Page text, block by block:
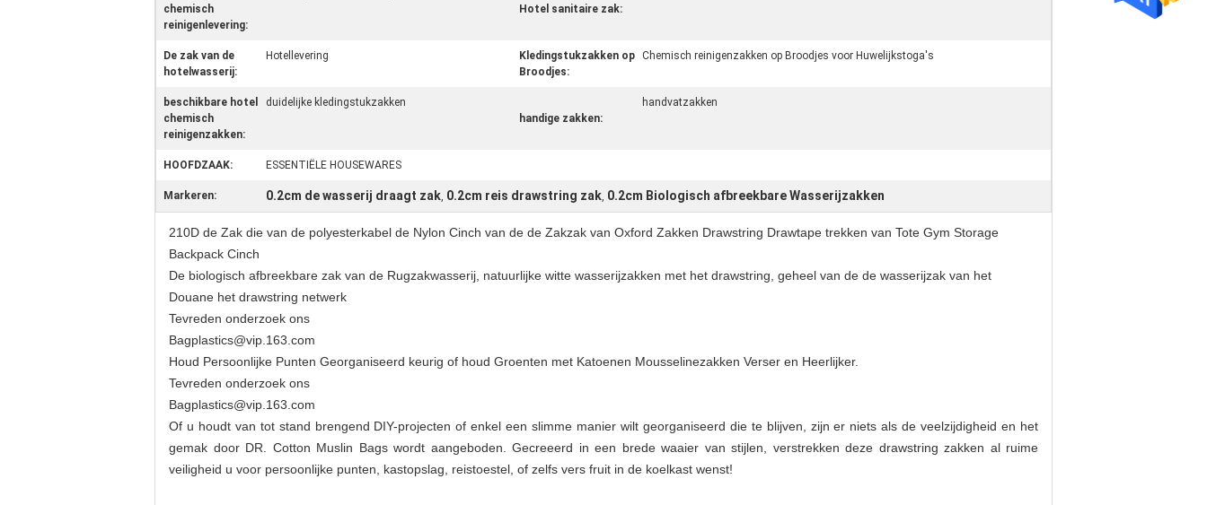
chemisch
reinigenlevering:
Hotel sanitaire zak:
De zak van de
hotelwasserij:
Hotellevering
Kledingstukzakken op
Broodjes:
Chemisch reinigenzakken op Broodjes voor Huwelijkstoga's
beschikbare hotel
chemisch
reinigenzakken:
duidelijke kledingstukzakken
handige zakken:
handvatzakken
HOOFDZAAK: ESSENTIËLE HOUSEWARES
Markeren: 0.2cm de wasserij draagt zak, 0.2cm reis drawstring zak, 0.2cm Biologisch afbreekbare Wasserijzakken
210D de Zak die van de polyesterkabel de Nylon Cinch van de de Zakzak van Oxford Zakken Drawstring Drawtape trekken van Tote Gym Storage
Backpack Cinch
De biologisch afbreekbare zak van de Rugzakwasserij, natuurlijke witte wasserijzakken met het drawstring, geheel van de de wasserijzak van het
Douane het drawstring netwerk
Tevreden onderzoek ons
Bagplastics@vip.163.com
Houd Persoonlijke Punten Georganiseerd keurig of houd Groenten met Katoenen Mousselinezakken Verser en Heerlijker.
Tevreden onderzoek ons
Bagplastics@vip.163.com
Of u houdt van tot stand brengend DIY-projecten of enkel een slimme manier wilt georganiseerd die te blijven, zijn er niets als de veelzijdigheid en het
gemak door DR. Cotton Muslin Bags wordt aangeboden. Gecreeerd in een brede waaier van stijlen, verstrekken deze drawstring zakken al ruime
veiligheid u voor persoonlijke punten, kastopslag, reistoestel, of zelfs vers fruit in de koelkast wenst!